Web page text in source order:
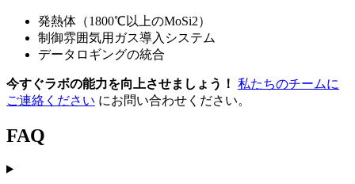
発熱体（1800℃以上のMoSi2）
制御雰囲気用ガス導入システム
データロギングの統合
今すぐラボの能力を向上させましょう！ 私たちのチームに
ご連絡ください にお問い合わせください。
FAQ